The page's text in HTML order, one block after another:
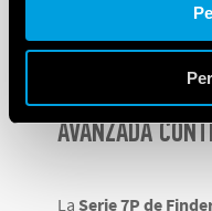
SERIE 7P DE
AVANZADA
La Serie 7P de